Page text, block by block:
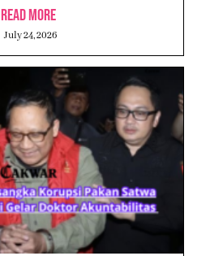
Read More
July 24, 2026